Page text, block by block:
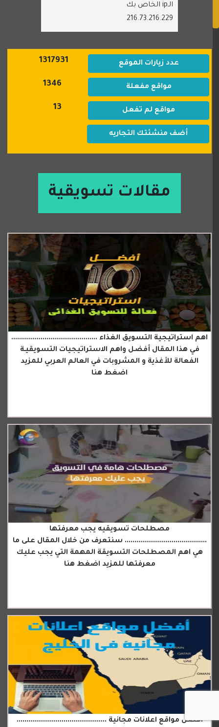
الـip الخاص بك
216.73.216.229
عدد زيارات الموقع 1317931
مواقع مفعلة 1346
مواقع لم تفعل 13
أضف منشئتك التجاريه
مقالات تسويقية
اهم استراتيجية التسويق الغذاء ............................................
في هذا المقال أفضل واهم الاستراتيجيات التسويقيـة
الفعالة للأغذية و المشروبات في العالم العربي للمزيد
اضغط هنا
مصطلحات تسويقيه يجب معرفتها
.......................................... سنتعرف من خلال المقال على ما
هي اهم المصطلحات التسويقة المهمة التي يجب عليك
معرفتها للمزيد اضغط هنا
افضل مواقع اعلانات مجانية ..............................................